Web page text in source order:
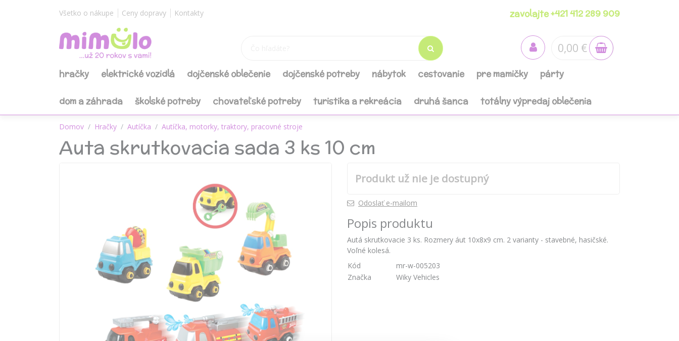
Všetko o nákupe Ceny dopravy Kontakty zavolajte +421 412 289 909
0,00 €
hračky elektrické vozidlá dojčenské oblečenie dojčenské potreby nábytok cestovanie pre mamičky párty
dom a záhrada školské potreby chovateľské potreby turistika a rekreácia druhá šanca totálny výpredaj oblečenia
Domov Hračky Autíčka Autíčka, motorky, traktory, pracovné stroje
Auta skrutkovacia sada 3 ks 10 cm
Produkt už nie je dostupný
Odoslať e-mailom
Popis produktu
Autá skrutkovacie 3 ks. Rozmery áut 10x8x9 cm. 2 varianty - stavebné, hasičské.
Voľné kolesá.
Kód
mr-w-005203
Značka
Wiky Vehicles